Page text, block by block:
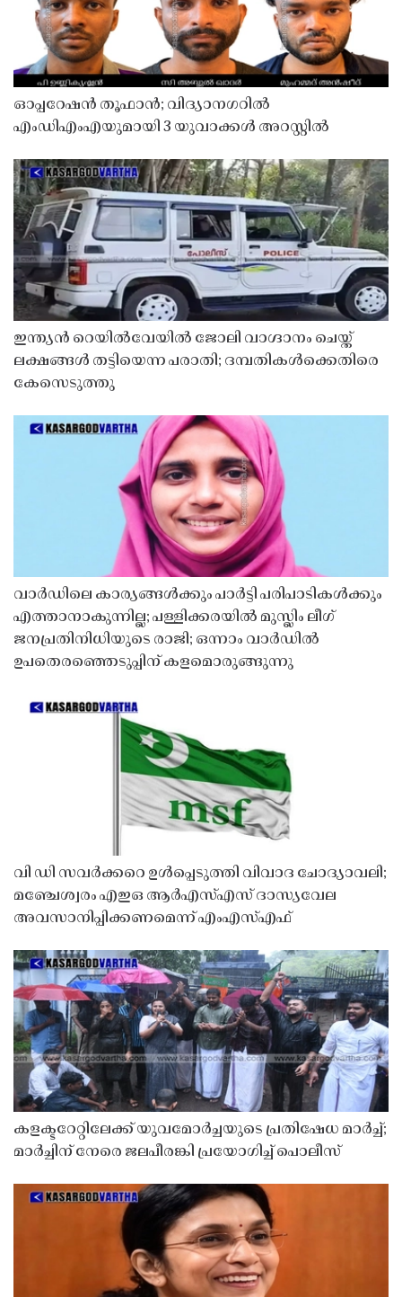
ഓപ്പറേഷൻ തൂഫാൻ; വിദ്യാനഗറിൽ
എംഡിഎംഎയുമായി 3 യുവാക്കൾ അറസ്റ്റിൽ
ഇന്ത്യൻ റെയിൽവേയിൽ ജോലി വാഗ്ദാനം ചെയ്ത്
ലക്ഷങ്ങൾ തട്ടിയെന്ന പരാതി; ദമ്പതികൾക്കെതിരെ
കേസെടുത്തു
വാർഡിലെ കാര്യങ്ങൾക്കും പാർട്ടി പരിപാടികൾക്കും
എത്താനാകുന്നില്ല; പള്ളിക്കരയിൽ മുസ്ലിം ലീഗ്
ജനപ്രതിനിധിയുടെ രാജി; ഒന്നാം വാർഡിൽ
ഉപതെരഞ്ഞെടുപ്പിന് കളമൊരുങ്ങുന്നു
വി ഡി സവർക്കറെ ഉൾപ്പെടുത്തി വിവാദ ചോദ്യാവലി;
മഞ്ചേശ്വരം എഇഒ ആർഎസ്എസ് ദാസ്യവേല
അവസാനിപ്പിക്കണമെന്ന് എംഎസ്എഫ്
കളക്ടറേറ്റിലേക്ക് യുവമോർച്ചയുടെ പ്രതിഷേധ മാർച്ച്;
മാർച്ചിന് നേരെ ജലപീരങ്കി പ്രയോഗിച്ച് പൊലീസ്